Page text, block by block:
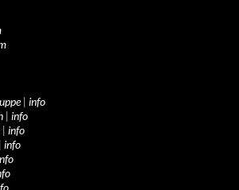
| info
| info
| info
| info